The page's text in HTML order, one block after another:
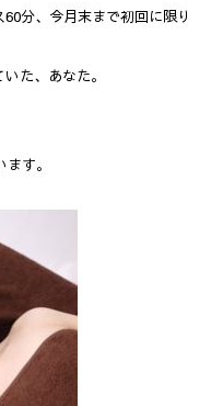
分、今月末まで初回に限り
た、あなた。
す。